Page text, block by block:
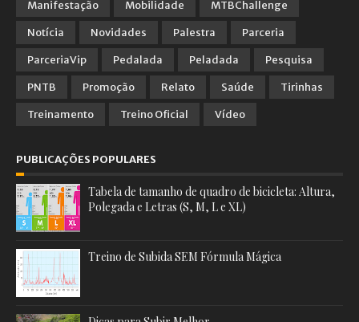
Manifestação
Mobilidade
MTBChallenge
Notícia
Novidades Palestra
Parceria
ParceriaVip
Pedalada Peladada
Pesquisa
PNTB
Promoção Relato Saúde
Tirinhas
Treinamento
Treino Oficial Vídeo
PUBLICAÇÕES POPULARES
Tabela de tamanho de quadro de bicicleta: Altura,
Polegada e Letras (S, M, L e XL)
Treino de Subida SEM Fórmula Mágica